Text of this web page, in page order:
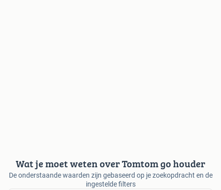
Wat je moet weten over Tomtom go houder
De onderstaande waarden zijn gebaseerd op je zoekopdracht en de
ingestelde filters